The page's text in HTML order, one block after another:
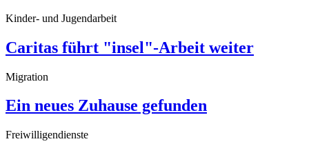
Kinder- und Jugendarbeit
Caritas führt "insel"-Arbeit weiter
Migration
Ein neues Zuhause gefunden
Freiwilligendienste